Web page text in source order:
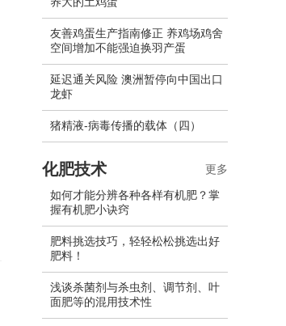
友善鸡蛋生产指南修正 养鸡场鸡舍
空间增加不能强迫换羽产蛋
延迟通关风险 澳洲暂停向中国出口
龙虾
猪精液-病毒传播的载体（四）
化肥技术
如何才能分辨各种各样有机肥？掌
握有机肥小诀窍
肥料挑选技巧，轻轻松松挑选出好
肥料！
浅谈杀菌剂与杀虫剂、调节剂、叶
面肥等的混用技术性
更多